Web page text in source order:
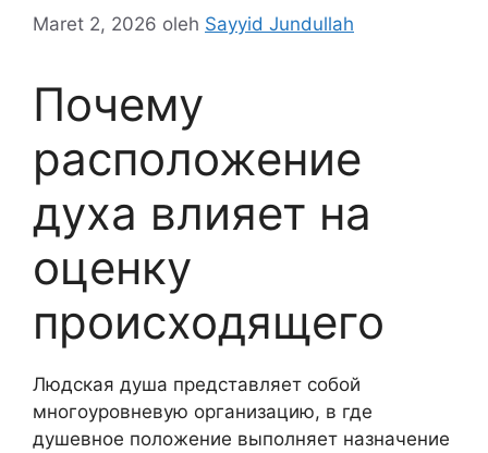
Maret 2, 2026 oleh Sayyid Jundullah
Почему
расположение
духа влияет на
оценку
происходящего
Людская душа представляет собой
многоуровневую организацию, в где
душевное положение выполняет назначение